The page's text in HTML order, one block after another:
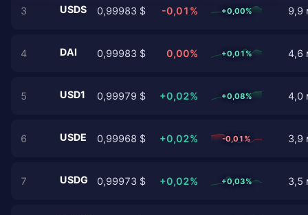
3 USDS 0,99983 $ -0,01% +0,00% 9,9
4 DAI 0,99983 $ 0,00% +0,01% 4,6
5 USD1 0,99979 $ +0,02% +0,08% 4,0
6 USDE 0,99968 $ +0,02% -0,01% 3,9
7 USDG 0,99973 $ +0,02% +0,03% 3,5